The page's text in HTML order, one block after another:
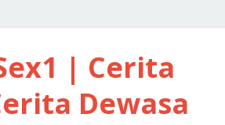
| Cerita
Dewasa